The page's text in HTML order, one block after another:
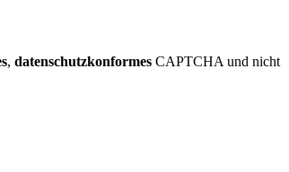
, datenschutzkonformes CAPTCHA und nicht